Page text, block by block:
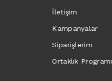
İletişim
Kampanyalar
Siparişlerim
Ortaklık Programı